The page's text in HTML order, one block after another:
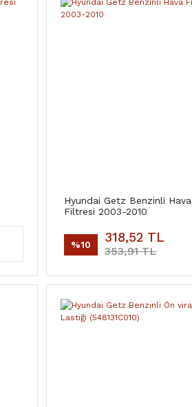
Hyundai Getz Benzinli Hava
Filtresi 2003-2010
%10 318,52 TL
353,91 TL